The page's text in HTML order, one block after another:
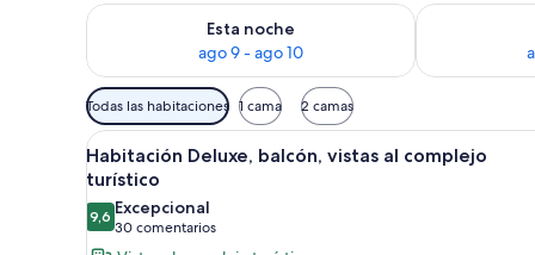
Esta noche
ago 9 - ago 10
Consulta la disponibilidad para esta noche, ago 9 -
Consulta la
Filtros
disponibles
para
las
habitaciones
Todas las habitaciones 1 cama 2 camas
Abrir
todas
las
fotos
Un balcón con vistas a
8
Habitación Deluxe, balcón, vistas al complejo
turístico
9,69,6 de 10
Excepcional
30 comentarios
(30 comentarios)